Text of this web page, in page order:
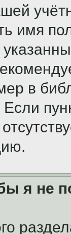
имя
в
Если
я не